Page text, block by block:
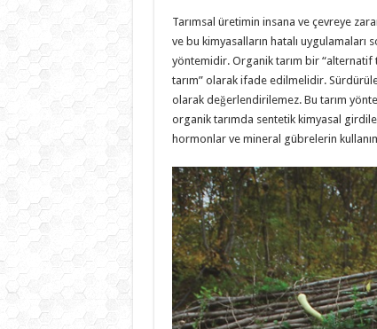
Tarımsal üretimin insana ve çevreye
ve bu kimyasalların hatalı
yöntemidir. Organik tarım bir “alternatif
tarım” olarak ifade edilmelidir.
olarak değerlendirilemez. Bu tarım
organik tarımda sentetik kimyasal
hormonlar ve mineral gübrelerin